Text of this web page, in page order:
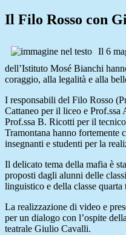
Il Filo Rosso con
Il 6
dell’Istituto Mosé Bianchi
coraggio, alla legalità e alla
I responsabili del Filo Rosso
Cattaneo per il liceo e
Prof.ssa B. Ricotti per il
Tramontana hanno fortemente
insegnanti e studenti per la
Il delicato tema della mafia è
proposti dagli alunni delle
linguistico e della classe quarta
La realizzazione di video e
per un dialogo con l’ospite
teatrale Giulio Cavalli.